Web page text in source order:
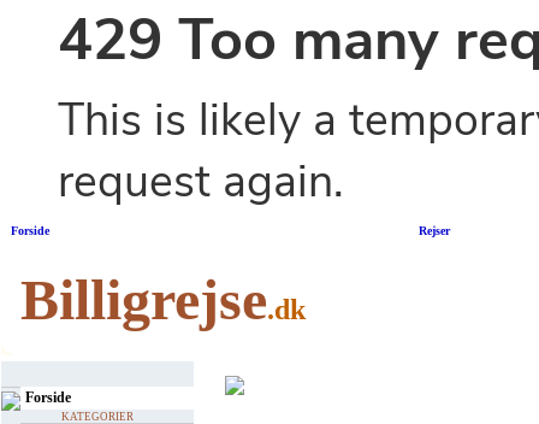
Forside Rejser
Billigrejse.dk
Forside
KATEGORIER